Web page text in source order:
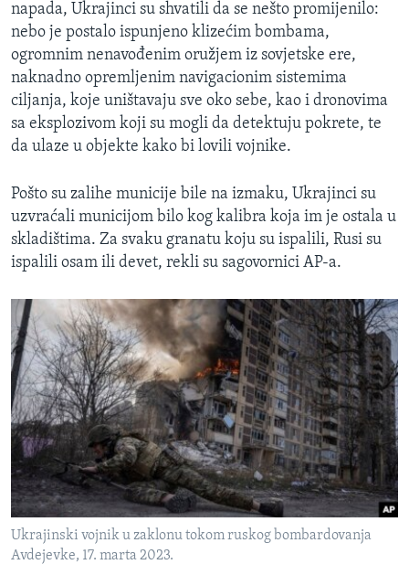
napada, Ukrajinci su shvatili da se nešto promijenilo:
nebo je postalo ispunjeno klizećim bombama,
ogromnim nenavođenim oružjem iz sovjetske ere,
naknadno opremljenim navigacionim sistemima
ciljanja, koje uništavaju sve oko sebe, kao i dronovima
sa eksplozivom koji su mogli da detektuju pokrete, te
da ulaze u objekte kako bi lovili vojnike.
Pošto su zalihe municije bile na izmaku, Ukrajinci su
uzvraćali municijom bilo kog kalibra koja im je ostala u
skladištima. Za svaku granatu koju su ispalili, Rusi su
ispalili osam ili devet, rekli su sagovornici AP-a.
Ukrajinski vojnik u zaklonu tokom ruskog bombardovanja
Avdejevke, 17. marta 2023.